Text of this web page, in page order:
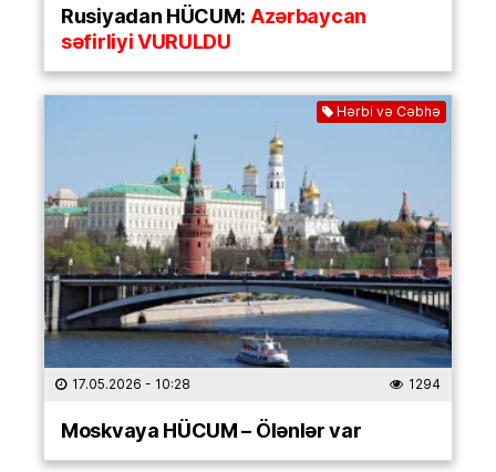
Rusiyadan HÜCUM:Azərbaycan
səfirliyi VURULDU
Hərbi və Cəbhə
17.05.2026 - 10:28 1294
Moskvaya HÜCUM – Ölənlər var